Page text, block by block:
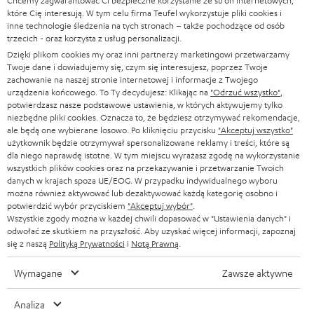
e
t
t
e
r
a
SOUNDBARY
GŁOŚNIKI HIFI
SMART HOME
BLUETOOTH
SŁUCHAWKI
SŁUCHAWKI BLUETOOTH
WIEŻE HI-FI
GŁOŚNIKI
ULTIMA
SŁUCHAWKI DOUSZNE
KARIERA
KONTAKT PRASOWY
B2B
BLOG
NEWSLETTER
SKLEPY
KORZYŚCI
TEUFEL STORY
NIEMCY
AUSTRIA
SZWAJCARIA
HOLANDIA
BELGIA
FRANCJA
POLSKA
które Cię interesują. W tym celu firma Teufel wykorzystuje pliki cookies i
inne technologie śledzenia na tych stronach – także pochodzące od osób
trzecich - oraz korzysta z usług personalizacji.
Dzięki plikom cookies my oraz inni partnerzy marketingowi przetwarzamy
Twoje dane i dowiadujemy się, czym się interesujesz, poprzez Twoje
zachowanie na naszej stronie internetowej i informacje z Twojego
urządzenia końcowego. To Ty decydujesz: Klikając na "Odrzuć wszystko"
potwierdzasz nasze podstawowe ustawienia, w których aktywujemy tylko
niezbędne pliki cookies. Oznacza to, że będziesz otrzymywać rekomendacje,
ale będą one wybierane losowo. Po kliknięciu przycisku "Akceptuj wszystko"
użytkownik będzie otrzymywał spersonalizowane reklamy i treści, które są
dla niego naprawdę istotne. W tym miejscu wyrażasz zgodę na wykorzystanie
wszystkich plików cookies oraz na przekazywanie i przetwarzanie Twoich
danych w krajach spoza UE/EOG. W przypadku indywidualnego wyboru
można również aktywować lub dezaktywować każdą kategorię osobno i
potwierdzić wybór przyciskiem "Akceptuj wybór"
Wszystkie zgody można w każdej chwili dopasować w "Ustawienia danych" i
odwołać ze skutkiem na przyszłość. Aby uzyskać więcej informacji, zapoznaj
się z naszą Polityką Prywatności i Notą Prawną
Wymagane Zawsze aktywne
Analiza